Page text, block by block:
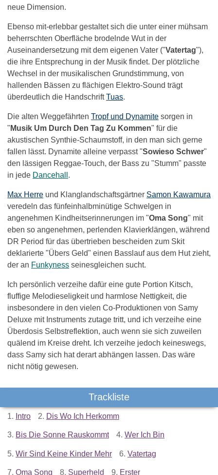
neue Dimension.
Ebenso mit-erlebbar gestaltet sich die unter einer mühsam
beherrschten Oberfläche brodelnde Wut in der
Auseinandersetzung mit dem eigenen Vater ("Vatertag"),
die ihre Entsprechung in der Musik findet. Der plötzliche
Wechsel in der musikalischen Grundstimmung, von
hallenden Bässen zu flächigen Elektro-Sound trägt
überdeutlich die HandschriftTuas.
Die alten Weggefährten Tropf und Dynamite sorgen in
" Musik Um Durch Den Tag Zu Kommen" für die
akustischen Synthie-Schaumstoff, in den man sich gerne
fallen lässt. Dynamite alleine verpasst "Sowieso Schwer"
den lässigen Reggae-Touch, der Bass zu "Stumm" passte
in jede Dancehall .
Max Herre und Klanglandschaftsgärtner Samon Kawamura
veredeln das fünfeinhalbminütige Schwelgen in
angenehmen Kindheitserinnerungen im "Oma Song" mit
eben so angenehmen, perlenden Klavierklängen, während
DR Period für das übertrieben bescheiden zum Skit
deklarierte "Übers Geld" einen Basslauf aus dem Hut zieht,
der an Funkyness seinesgleichen sucht.
Ich persönlich verzeihe dafür eine gute Portion Kitsch,
fluffige Melodieseligkeit und harmlose Nettigkeit, die
insbesondere in den vielen Co-Produktionen von Samy
Deluxe mit Instruments zutage tritt, und ich verzeihe eine
Überdosis Selbstreflektion, auch wenn sie sich zuweilen
quälend im Kreise dreht. Ich verzeihe jedoch keineswegs,
dass Samy sich hat derart abhängen lassen. Das wäre
nicht nötig gewesen.
Trackliste
1. Intro 2. Dis Wo Ich Herkomm
3. Bis Die Sonne Rauskommt 4. Wer Ich Bin
5. Wir Sind Keine Kinder Mehr 6. Vatertag
7. Oma Song 8. Superheld 9. Erster